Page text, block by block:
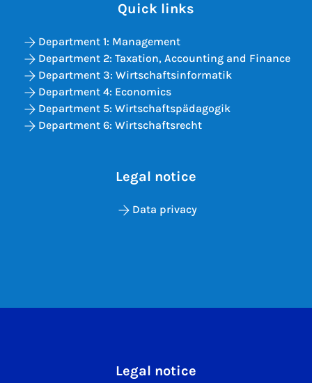
Quick links
Department 1: Management
Department 2: Taxation, Accounting and Finance
Department 3: Wirtschaftsinformatik
Department 4: Economics
Department 5: Wirtschaftspädagogik
Department 6: Wirtschaftsrecht
Legal notice
Data privacy
Legal notice